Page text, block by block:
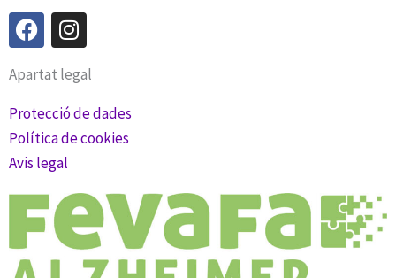
F
a
c
e
b
o
o
k
I
n
s
t
a
g
m
Apartat legal
Protecció de dades
Política de cookies
Avis legal